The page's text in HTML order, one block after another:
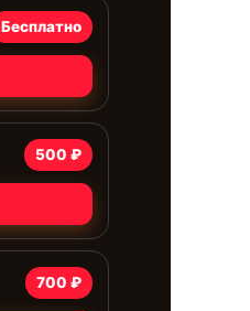
Бесплатно
500 ₽
700 ₽